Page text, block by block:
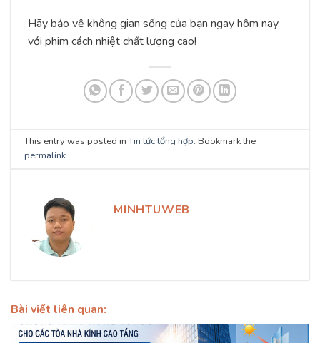
Hãy bảo vệ không gian sống của bạn ngay hôm nay
với phim cách nhiệt chất lượng cao!
This entry was posted inTin tức tổng hợp. Bookmark the
permalink.
MINHTUWEB
Bài viết liên quan: